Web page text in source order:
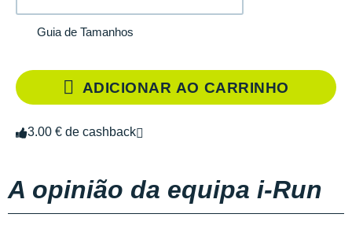
Guia de Tamanhos
ADICIONAR AO CARRINHO
3.00 € de cashback
A opinião da equipa i-Run